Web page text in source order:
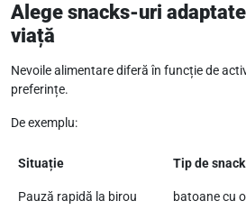
Alege snacks-uri
viață
Nevoile alimentare diferă în funcție de
preferințe.
De exemplu:
Situație Tip de
Pauză rapidă la birou batoane cu